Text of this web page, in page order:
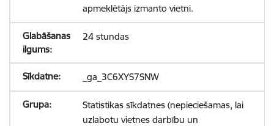
apmeklētājs izmanto vietni.
24 stundas
_ga_3C6XYS7SNW
Statistikas sīkdatnes (nepieciešamas, lai
uzlabotu vietnes darbību un